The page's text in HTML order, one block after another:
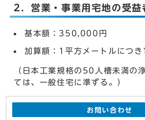
2．営業・事業用宅地の受益
基本額：350,000円
加算額：1平方メートルにつ
（日本工業規格の50人槽未満の
ては、一般住宅に準ずる。）
お問い合わせ